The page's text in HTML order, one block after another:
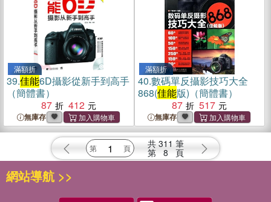
滿額折
39.佳能6D攝影從新手到高手
（簡體書）
87
412
無庫存
滿額折
40.數碼單反攝影技巧大全
868(佳能版)（簡體書）
87
517
無庫存
共 311 筆
第 8 頁
網站導航 >>